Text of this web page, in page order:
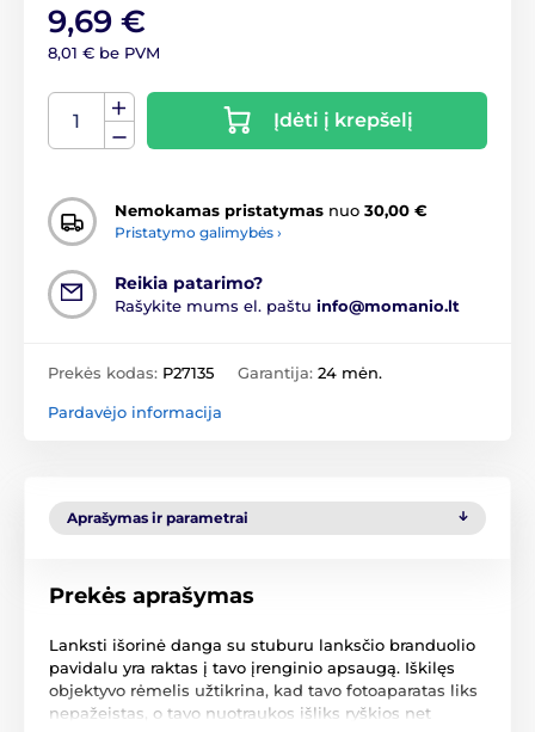
9,69 €
8,01 € be PVM
Įdėti į krepšelį
Nemokamas pristatymas nuo 30,00 €
Pristatymo galimybės ›
Reikia patarimo?
Rašykite mums el. paštu info@momanio.lt
Prekės kodas: P27135 Garantija: 24 mėn.
Pardavėjo informacija
Aprašymas ir parametrai
Prekės aprašymas
Lanksti išorinė danga su stuburu lanksčio branduolio
pavidalu yra raktas į tavo įrenginio apsaugą. Iškilęs
objektyvo rėmelis užtikrina, kad tavo fotoaparatas liks
nepažeistas, o tavo nuotraukos išliks ryškios net